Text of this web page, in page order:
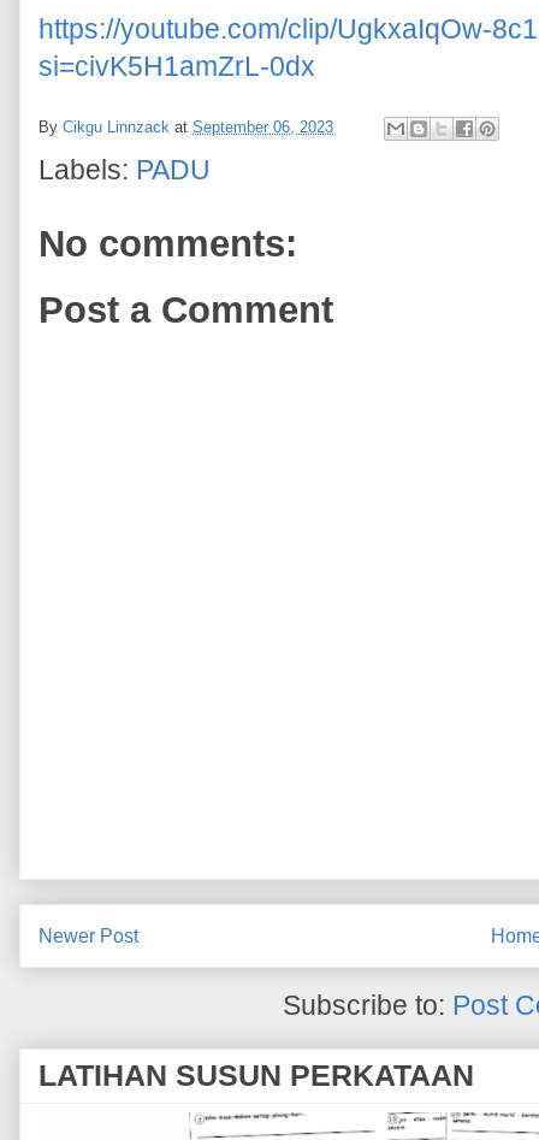
https://youtube.com/clip/UgkxaIqOw-
si=civK5H1amZrL-0dx
By Cikgu Linnzack at September 06, 2023
Labels: PADU
No comments:
Post a Comment
Newer Post
Subscribe to: Post
LATIHAN SUSUN PERKATAAN